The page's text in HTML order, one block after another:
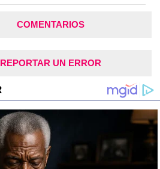
COMENTARIOS
REPORTAR UN ERROR